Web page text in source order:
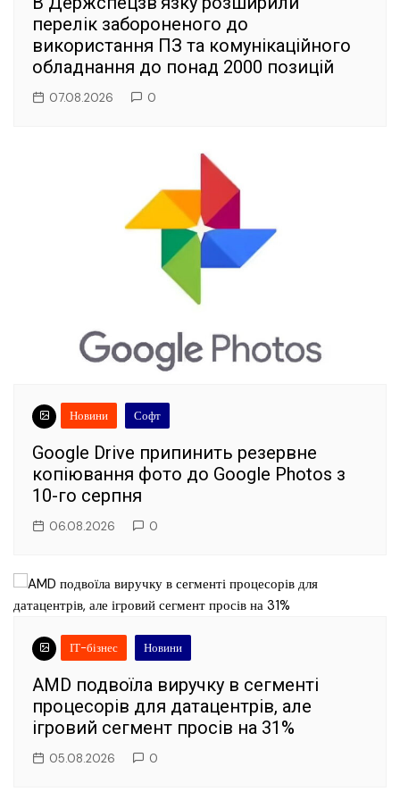
перелік забороненого до
використання ПЗ та комунікаційного
обладнання до понад 2000 позицій
07.08.2026 0
Новини Софт
Google Drive припинить резервне
копіювання фото до Google Photos з
10-го серпня
06.08.2026 0
ІТ-бізнес Новини
AMD подвоїла виручку в сегменті
процесорів для датацентрів, але
ігровий сегмент просів на 31%
05.08.2026 0